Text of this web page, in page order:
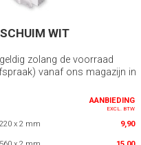
WIT
zolang de voorraad
vanaf ons magazijn in
AANBIEDING
EXCL. BTW
x 2 mm 9,90